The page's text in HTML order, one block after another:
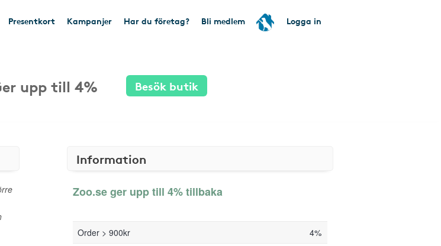
Presentkort Kampanjer Har du företag? Bli medlem Logga in
upp till 4% Besök butik
Information
Zoo.se ger upp till 4% tillbaka
Order > 900kr
4%